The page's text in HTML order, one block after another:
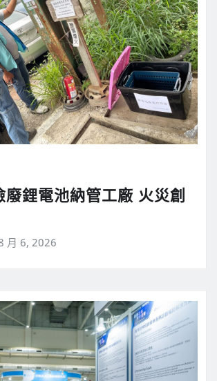
鋰電池納管工廠 火災創
月 6, 2026